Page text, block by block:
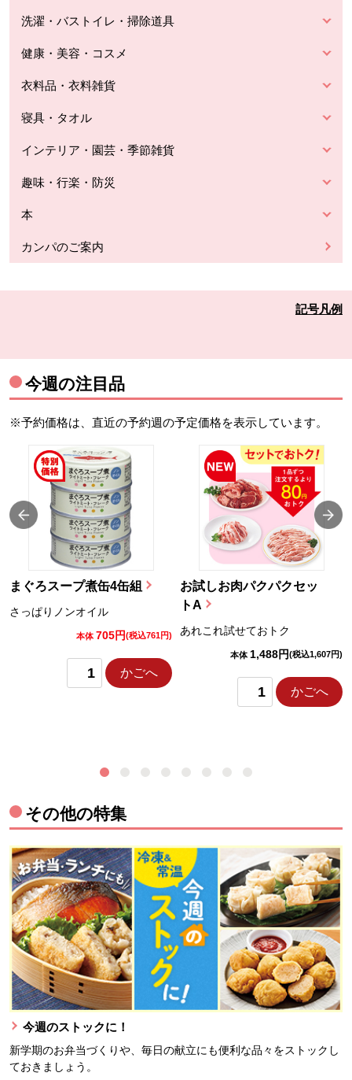
洗濯・バストイレ・掃除道具
健康・美容・コスメ
衣料品・衣料雑貨
寝具・タオル
インテリア・園芸・季節雑貨
趣味・行楽・防災
本
カンパのご案内
記号凡例
今週の注目品
※予約価格は、直近の予約週の予定価格を表示しています。
まぐろスープ煮缶4缶組
さっぱりノンオイル
本体 705円(税込761円)
かごへ
お試しお肉パクパクセッ
トA
あれこれ試せておトク
本体 1,488円(税込1,607円)
かごへ
その他の特集
今週のストックに！
新学期のお弁当づくりや、毎日の献立にも便利な品々をストックし
ておきましょう。